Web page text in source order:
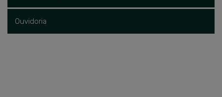
Ouvidoria